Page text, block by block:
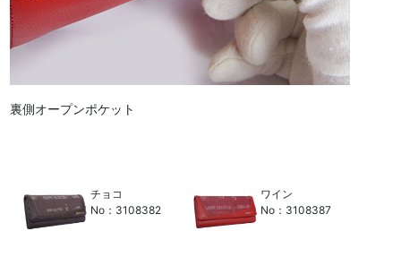
裏側オープンポケット
チョコ
No：3108382
ワイン
No：3108387